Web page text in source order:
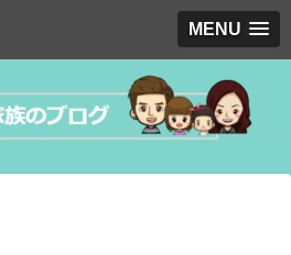
MENU